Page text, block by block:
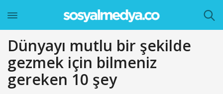
Dünyayı mutlu bir şekilde
gezmek için bilmeniz
gereken 10 şey